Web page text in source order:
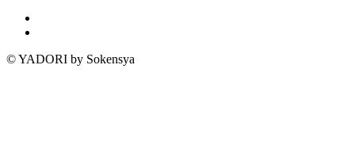
© YADORI by Sokensya